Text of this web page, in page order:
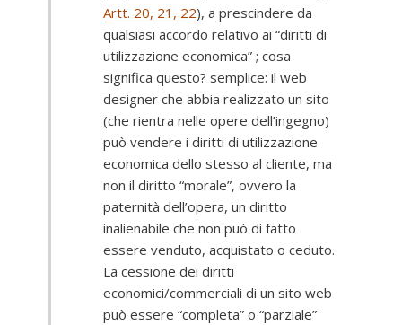
Artt. 20, 21, 22), a prescindere da
qualsiasi accordo relativo ai “diritti di
utilizzazione economica” ; cosa
significa questo? semplice: il web
designer che abbia realizzato un sito
(che rientra nelle opere dell’ingegno)
può vendere i diritti di utilizzazione
economica dello stesso al cliente, ma
non il diritto “morale”, ovvero la
paternità dell’opera, un diritto
inalienabile che non può di fatto
essere venduto, acquistato o ceduto.
La cessione dei diritti
economici/commerciali di un sito web
può essere “completa” o “parziale”